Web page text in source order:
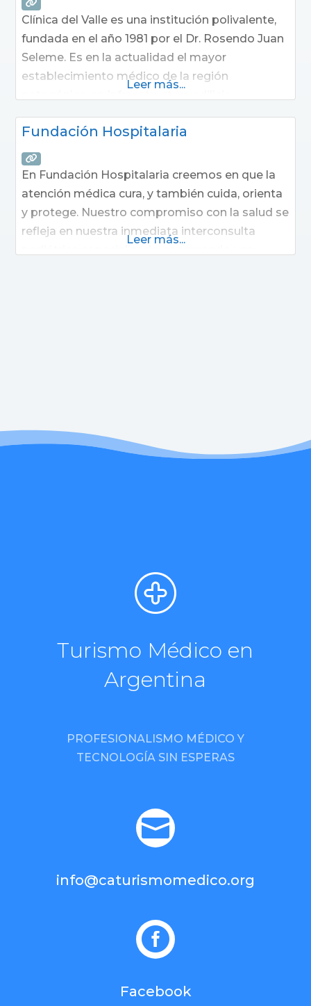
Clínica del Valle es una institución polivalente,
fundada en el año 1981 por el Dr. Rosendo Juan
Seleme. Es en la actualidad el mayor
establecimiento médico de la región
aplicada a salud. Forma parte de Grupo
Amanus,una corporación de empresas
dedicadas a la salud con más de 800
Leer más...
Fundación Hospitalaria
En Fundación Hospitalaria creemos en que la
atención médica cura, y también cuida, orienta
y protege. Nuestro compromiso con la salud se
refleja en nuestra inmediata interconsulta
Leer más...
Turismo Médico en
Argentina
PROFESIONALISMO MÉDICO Y
TECNOLOGÍA SIN ESPERAS

info@caturismomedico.org

Facebook